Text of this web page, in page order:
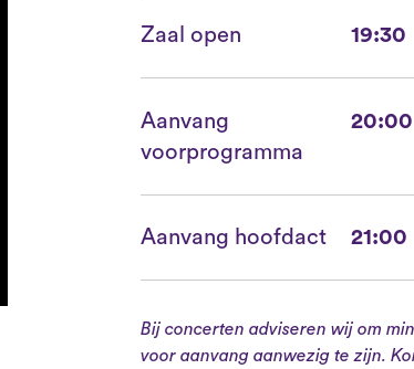
Zaal open 19:30
Aanvang
voorprogramma
20:00
Aanvang hoofdact 21:00
Bij concerten adviseren wij om
voor aanvang aanwezig te zijn.